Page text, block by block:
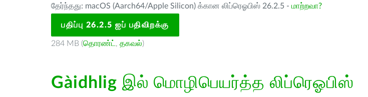
தேர்ந்தது: macOS (Aarch64/Apple Silicon) க்கான லிப்ரெஓபிஸ் 26.2.5 - மாற்றவா?
பதிப்பு 26.2.5 ஐப் பதிவிறக்கு
284 MB (தொரண்ட் , தகவல்)
Gàidhlig இல் மொழிபெயர்த்த லிப்ரெஓபிஸ்